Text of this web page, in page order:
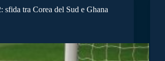
sfida tra Corea del Sud e Ghana